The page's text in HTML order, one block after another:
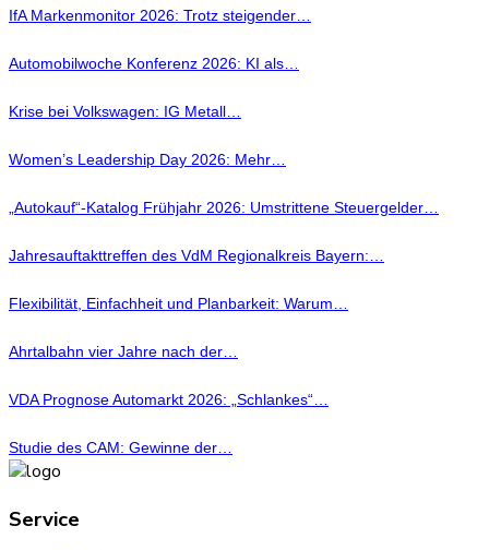
IfA Markenmonitor 2026: Trotz steigender…
Automobilwoche Konferenz 2026: KI als…
Krise bei Volkswagen: IG Metall…
Women’s Leadership Day 2026: Mehr…
„Autokauf“-Katalog Frühjahr 2026: Umstrittene Steuergelder…
Jahresauftakttreffen des VdM Regionalkreis Bayern:…
Flexibilität, Einfachheit und Planbarkeit: Warum…
Ahrtalbahn vier Jahre nach der…
VDA Prognose Automarkt 2026: „Schlankes“…
Studie des CAM: Gewinne der…
Service